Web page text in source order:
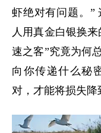
虾绝对有问题。 ”
人用真金白银换
速之客”究竟为何
向你传递什么秘
对，才能将损失降